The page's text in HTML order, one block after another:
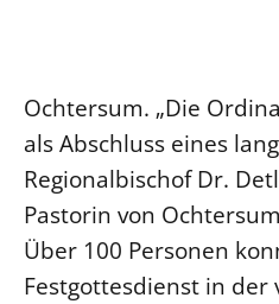
Ochtersum. „Die
als Abschluss eines
Regionalbischof Dr.
Pastorin von
Über 100 Personen
Festgottesdienst in der
LANDESKIRCHENAMT
Willkommen
Kollegium
Abteilungen des
Rechnungsprüfungsamt
Glaubensbekenntnis
Positionen
Ökumene
Religionen
KLIMASCHUTZ
Nachhaltigkeit
Erneuerbare Energien
Mobilität
Naturschutz
Gebäude
Kontakt
Barrierefreiheit
Presse
Freie Stellen
Service für Gemeinden
Suche